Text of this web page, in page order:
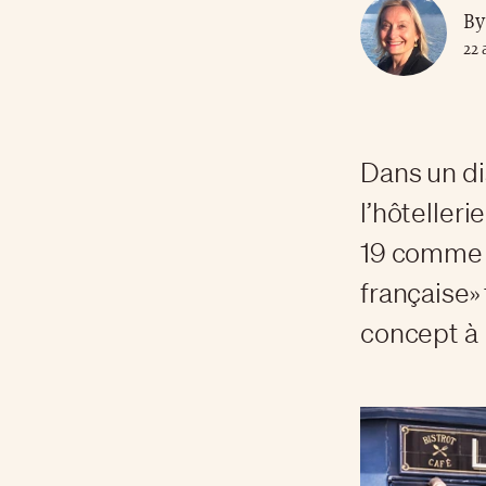
By
22
Dans un
19
concept